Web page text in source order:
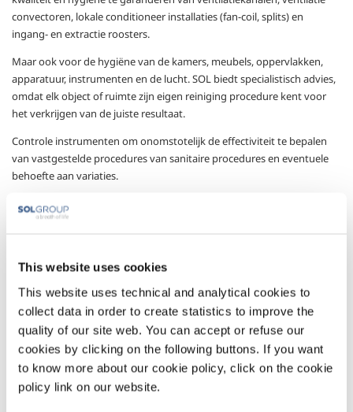
This website uses cookies
This website uses technical and analytical cookies to
collect data in order to create statistics to improve the
quality of our site web. You can accept or refuse our
cookies by clicking on the following buttons. If you want
to know more about our cookie policy, click on the cookie
policy link on our website.
convectoren, lokale conditioneer installaties (fan-coil, splits) en
ingang- en extractie roosters.
Maar ook voor de hygiëne van de kamers, meubels, oppervlakken,
apparatuur, instrumenten en de lucht.SOL biedt specialistisch advies,
omdat elk object of ruimte zijn eigen reiniging procedure kent voor
het verkrijgen van de juiste resultaat.
Controle instrumenten om onomstotelijk de effectiviteit te bepalen
van vastgestelde procedures van sanitaire procedures en eventuele
behoefte aan variaties.
Een enkele dienst, maar met talloze oplossingen om elk object of
ruimte van de juiste mate van hygiëne te voorzien die het nodig heeft
Services